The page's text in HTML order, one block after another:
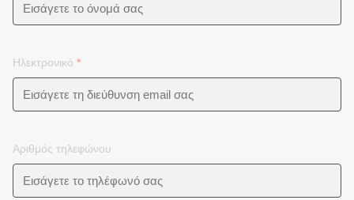
Ηλεκτρονικό *
Αριθμός τηλεφώνου